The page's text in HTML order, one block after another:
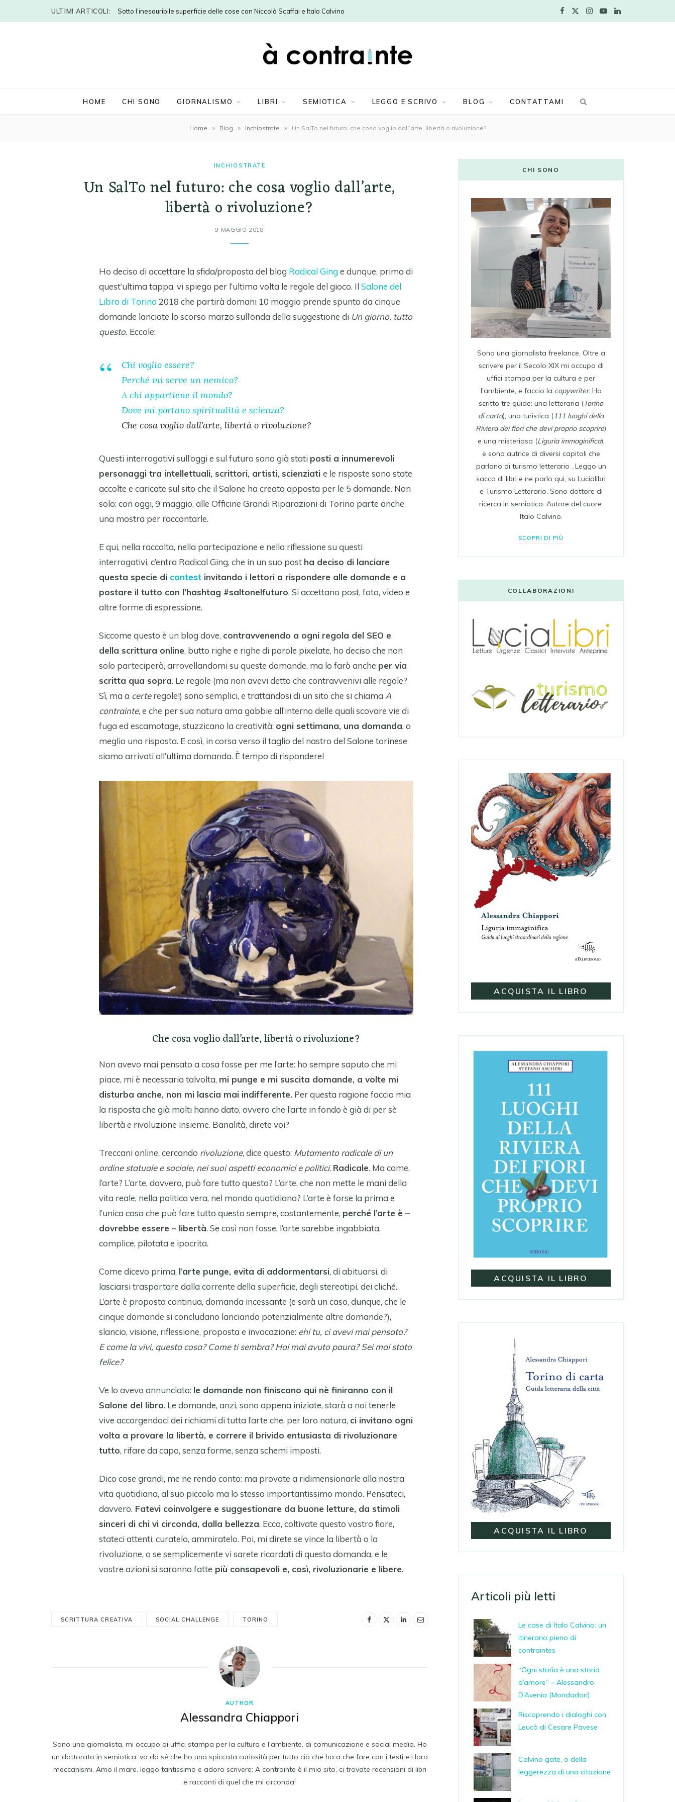
ULTIMI ARTICOLI: Sotto l’inesauribile superficie delle cose con Niccolò Scaffai e Italo Calvino
i
)
I Y L
HOME CHI SONO GIORNALISMO LIBRI SEMIOTICA LEGGO E SCRIVO BLOG CONTATTAMI
Home » Blog » Inchiostrate » Un SalTo nel futuro: che cosa voglio dall’arte, libertà o rivoluzione?
INCHIOSTRATE
Un SalTo nel futuro: che cosa voglio dall’arte,
libertà o rivoluzione?
9 MAGGIO 2018
Ho deciso di accettare la sfida/proposta del blog Radical Ginge dunque, prima di
quest’ultima tappa, vi spiego per l’ultima volta le regole del gioco. Il Salone del
Libro di Torino 2018 che partirà domani 10 maggio prende spunto da cinque
domande lanciate lo scorso marzo sull’onda della suggestione di Un giorno, tutto
questo.Eccole:
Chi voglio essere?
Perché mi serve un nemico?
A chi appartiene il mondo?
Dove mi portano spiritualità e scienza?
Che cosa voglio dall’arte, libertà o rivoluzione?
Questi interrogativi sull’oggi e sul futuro sono già stati posti a innumerevoli
personaggi tra intellettuali, scrittori, artisti, scienziati e le risposte sono state
accolte e caricate sul sito che il Salone ha creato apposta per le 5 domande. Non
solo: con oggi, 9 maggio, alle Officine Grandi Riparazioni di Torino parte anche
una mostra per raccontarle.
E qui, nella raccolta, nella partecipazione e nella riflessione su questi
interrogativi, c’entra Radical Ging, che in un suo post ha deciso di lanciare
questa specie di contestinvitando i lettori a rispondere alle domande e a
postare il tutto con l’hashtag #saltonelfuturo. Si accettano post, foto, video e
altre forme di espressione.
Siccome questo è un blog dove, contravvenendo a ogni regola del SEO e
della scrittura online, butto righe e righe di parole pixelate, ho deciso che non
solo parteciperò, arrovellandomi su queste domande, ma lo farò anche per via
scritta qua sopra. Le regole (ma non avevi detto che contravvenivi alle regole?
Sì, ma a certeregole!) sono semplici, e trattandosi di un sito che si chiama A
contrainte, e che per sua natura ama gabbie all’interno delle quali scovare vie di
fuga ed escamotage, stuzzicano la creatività: ogni settimana, una domanda, o
meglio una risposta. E così, in corsa verso il taglio del nastro del Salone torinese
siamo arrivati all’ultima domanda. È tempo di rispondere!
Che cosa voglio dall’arte, libertà o rivoluzione?
Non avevo mai pensato a cosa fosse per me l’arte: ho sempre saputo che mi
piace, mi è necessaria talvolta, mi punge e mi suscita domande, a volte mi
disturba anche, non mi lascia mai indifferente.Per questa ragione faccio mia
la risposta che già molti hanno dato, ovvero che l’arte in fondo è già di per sè
libertà e rivoluzione insieme. Banalità, direte voi?
Treccani online, cercando rivoluzione, dice questo: Mutamento radicale di un
ordine statuale e sociale, nei suoi aspetti economici e politici. Radicale. Ma come,
l’arte? L’arte, davvero, può fare tutto questo? L’arte, che non mette le mani della
vita reale, nella politica vera, nel mondo quotidiano? L’arte è forse la prima e
l’unica cosa che può fare tutto questo sempre, costantemente, perché l’arte è –
dovrebbe essere – libertà. Se così non fosse, l’arte sarebbe ingabbiata,
complice, pilotata e ipocrita.
Come dicevo prima, l’arte punge, evita di addormentarsi, di abituarsi, di
lasciarsi trasportare dalla corrente della superficie, degli stereotipi, dei cliché.
L’arte è proposta continua, domanda incessante (e sarà un caso, dunque, che le
cinque domande si concludano lanciando potenzialmente altre domande?),
slancio, visione, riflessione, proposta e invocazione: ehi tu, ci avevi mai pensato?
E come la vivi, questa cosa? Come ti sembra? Hai mai avuto paura? Sei mai stato
felice?
Ve lo avevo annunciato: le domande non finiscono qui nè finiranno con il
Salone del libro. Le domande, anzi, sono appena iniziate, starà a noi tenerle
vive accorgendoci dei richiami di tutta l’arte che, per loro natura, ci invitano ogni
volta a provare la libertà, e correre il brivido entusiasta di rivoluzionare
tutto, rifare da capo, senza forme, senza schemi imposti.
Dico cose grandi, me ne rendo conto: ma provate a ridimensionarle alla nostra
vita quotidiana, al suo piccolo ma lo stesso importantissimo mondo. Pensateci,
davvero. Fatevi coinvolgere e suggestionare da buone letture, da stimoli
sinceri di chi vi circonda, dalla bellezza. Ecco, coltivate questo vostro fiore,
stateci attenti, curatelo, ammiratelo. Poi, mi direte se vince la libertà o la
rivoluzione, o se semplicemente vi sarete ricordati di questa domanda, e le
vostre azioni si saranno fatte più consapevoli e, così, rivoluzionarie e libere.
SCRITTURA CREATIVA SOCIAL CHALLENGE TORINO
AUTHOR
Alessandra Chiappori
Sono una giornalista, mi occupo di uffici stampa per la cultura e l'ambiente, di comunicazione e social media. Ho
un dottorato in semiotica: va da sé che ho una spiccata curiosità per tutto ciò che ha a che fare con i testi e i loro
meccanismi. Amo il mare, leggo tantissimo e adoro scrivere: A contrainte è il mio sito, ci trovate recensioni di libri
e racconti di quel che mi circonda!
CHI SONO
Sono una giornalista freelance. Oltre a
scrivere per il Secolo XIX mi occupo di
uffici stampa per la cultura e per
l'ambiente, e faccio la copywriter. Ho
scritto tre guide: una letteraria (Torino
di carta), una turistica (111 luoghi della
Riviera dei fiori che devi proprio scoprire)
e una misteriosa (Liguria immaginifica),
e sono autrice di diversi capitoli che
parlano di turismo letterario . Leggo un
sacco di libri e ne parlo qui, su Lucialibri
e Turismo Letterario. Sono dottore di
ricerca in semiotica. Autore del cuore:
Italo Calvino.
SCOPRI DI PIÙ
COLLABORAZIONI
ACQUISTA IL LIBRO
ACQUISTA IL LIBRO
ACQUISTA IL LIBRO
Articoli più letti
Le case di Italo Calvino: un
itinerario pieno di
contraintes
“Ogni storia è una storia
d’amore” – Alessandro
D’Avenia (Mondadori)
Riscoprendo i dialoghi con
Leucò di Cesare Pavese
Calvino gate, o della
leggerezza di una citazione